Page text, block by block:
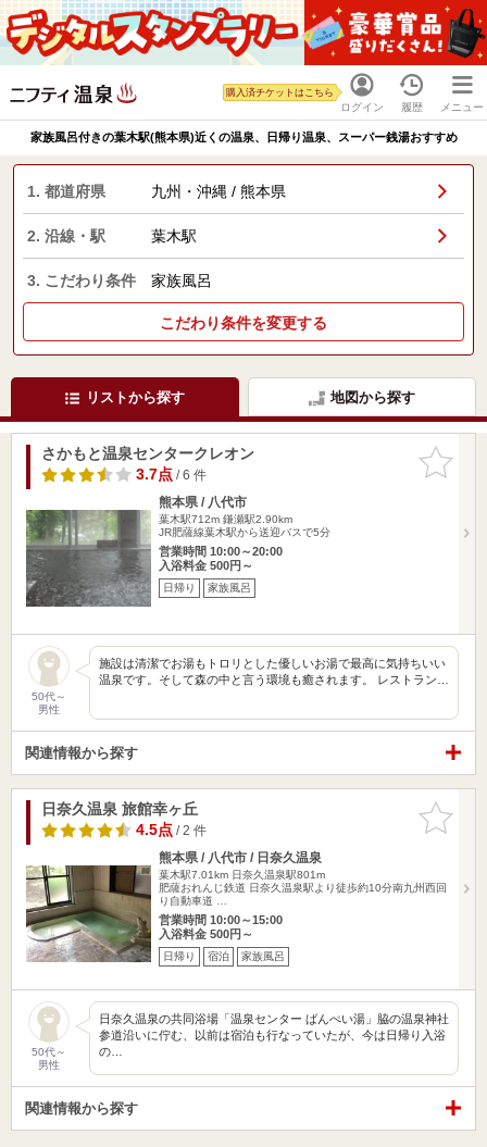
ログイン
購入済チケットはこちら
履歴 メニュー
家族風呂付きの葉木駅(熊本県)近くの温泉、日帰り温泉、スーパー銭湯おすすめ
1. 都道府県 九州・沖縄 / 熊本県
2. 沿線・駅 葉木駅
3. こだわり条件 家族風呂
こだわり条件を変更する
リストから探す 地図から探す
お気に入
りに追加
さかもと温泉センタークレオン
3.7点/ 6 件
熊本県 / 八代市
葉木駅712m 鎌瀬駅2.90km
JR肥薩線葉木駅から送迎バスで5分
営業時間 10:00～20:00
入浴料金 500円～
日帰り 家族風呂
50代～
男性
施設は清潔でお湯もトロリとした優しいお湯で最高に気持ちいい
温泉です。そして森の中と言う環境も癒されます。 レストラン…
関連情報から探す
お気に入
りに追加
日奈久温泉 旅館幸ヶ丘
4.5点/ 2 件
熊本県 / 八代市 / 日奈久温泉
葉木駅7.01km 日奈久温泉駅801m
肥薩おれんじ鉄道 日奈久温泉駅より徒歩約10分南九州西回
り自動車道 …
営業時間 10:00～15:00
入浴料金 500円～
日帰り 宿泊 家族風呂
50代～
男性
日奈久温泉の共同浴場「温泉センター ばんぺい湯」脇の温泉神社
参道沿いに佇む、以前は宿泊も行なっていたが、今は日帰り入浴
の…
関連情報から探す